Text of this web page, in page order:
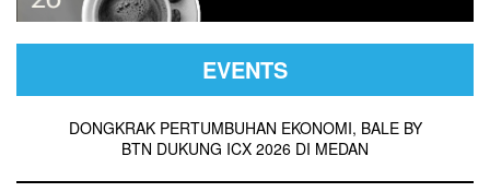
EVENTS
DONGKRAK PERTUMBUHAN EKONOMI, BALE BY
BTN DUKUNG ICX 2026 DI MEDAN